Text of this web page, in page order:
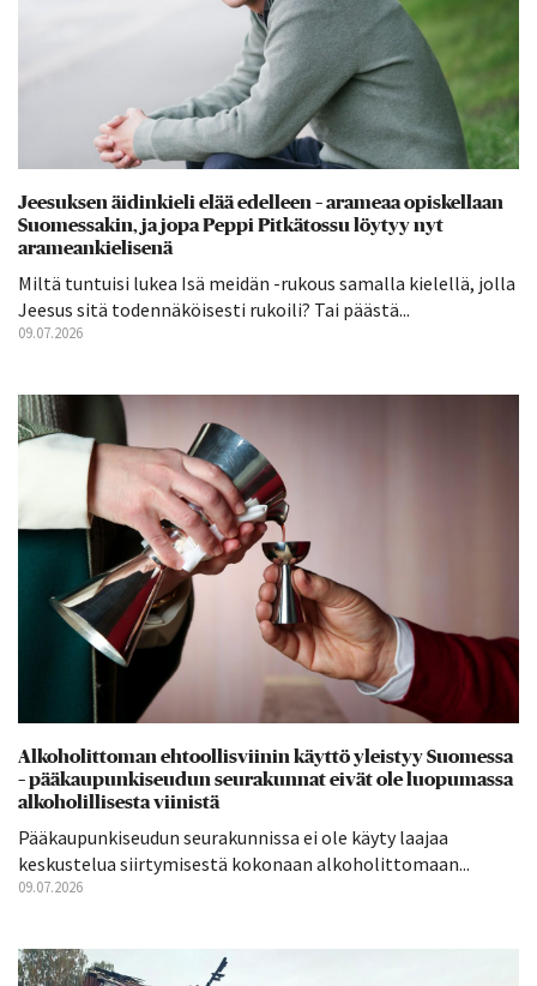
Jeesuksen äidinkieli elää edelleen – arameaa opiskellaan
Suomessakin, ja jopa Peppi Pitkätossu löytyy nyt
arameankielisenä
Miltä tuntuisi lukea Isä meidän -rukous samalla kielellä, jolla
Jeesus sitä todennäköisesti rukoili? Tai päästä...
09.07.2026
Alkoholittoman ehtoollisviinin käyttö yleistyy Suomessa
– pääkaupunkiseudun seurakunnat eivät ole luopumassa
alkoholillisesta viinistä
Pääkaupunkiseudun seurakunnissa ei ole käyty laajaa
keskustelua siirtymisestä kokonaan alkoholittomaan...
09.07.2026